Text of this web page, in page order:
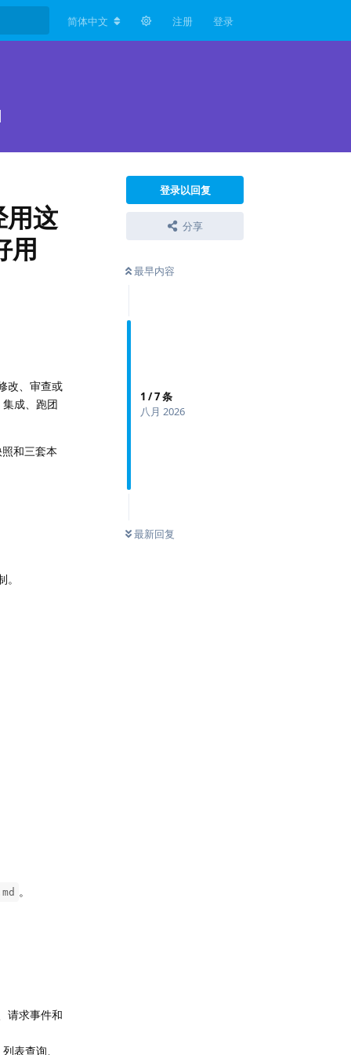
简体中文 注册 登录
登录以回复
分享
最早内容
1 /7条
八月 2026
最新回复
这
用
改、审查或
成、跑团
和三套本
。
请求事件和
表查询、